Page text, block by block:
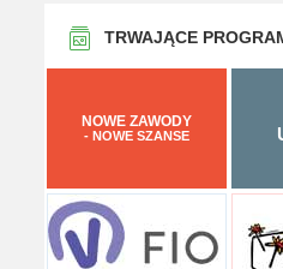
TRWAJĄCE
NOWE ZAWODY
- NOWE SZANSE